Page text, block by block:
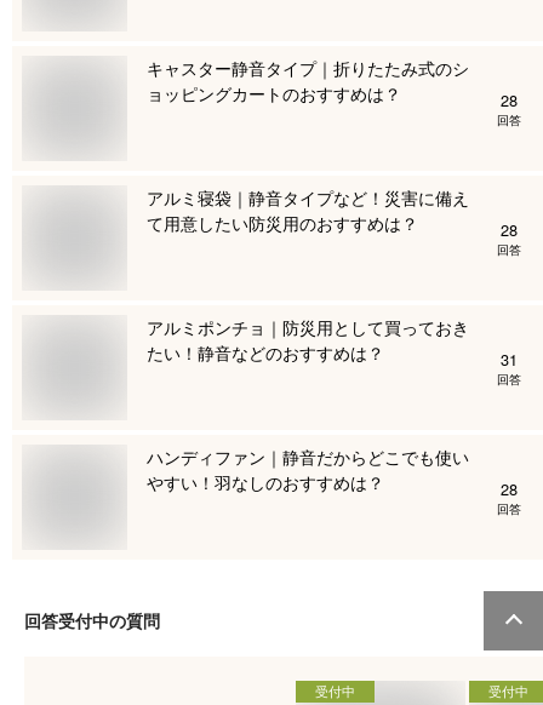
キャスター静音タイプ｜折りたたみ式のシ
ョッピングカートのおすすめは？
28
回答
アルミ寝袋｜静音タイプなど！災害に備え
て用意したい防災用のおすすめは？
28
回答
アルミポンチョ｜防災用として買っておき
たい！静音などのおすすめは？
31
回答
ハンディファン｜静音だからどこでも使い
やすい！羽なしのおすすめは？
28
回答
回答受付中の質問
受付中 受付中